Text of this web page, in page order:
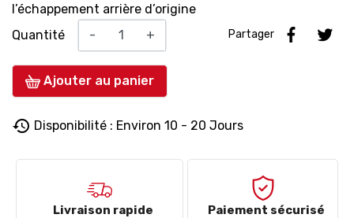
l’échappement arrière d’origine
Quantité
- +
Ajouter au panier
Partager
history Disponibilité : Environ 10 - 20 Jours
Livraison rapide Paiement sécurisé